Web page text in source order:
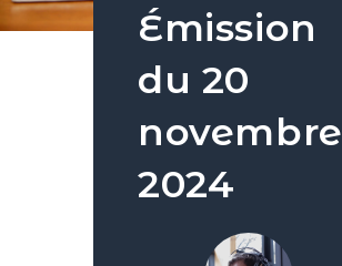
Émission
du 20
novembre
2024